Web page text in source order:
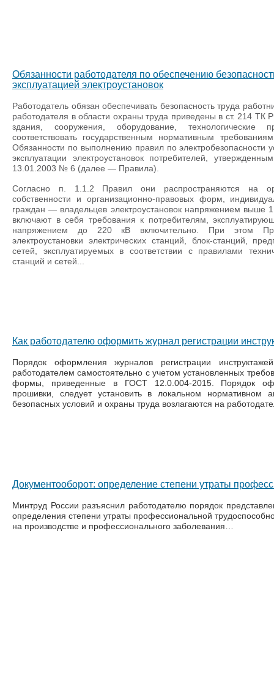
Обязанности работодателя по обеспечению
эксплуатацией электроустановок
Работодатель обязан обеспечивать безопасность труда
работодателя в области охраны труда приведены в ст. 214 ТК
здания, сооружения, оборудование,
соответствовать государственным нормативным
Обязанности по выполнению правил по электробезопасности
эксплуатации электроустановок потребителей,
13.01.2003 № 6 (далее — Правила).
Согласно п. 1.1.2 Правил они распространяются на
собственности и организационно-правовых форм,
граждан — владельцев электроустановок напряжением
включают в себя требования к потребителям,
напряжением до 220 кВ включительно. При этом
электроустановки электрических станций, блок-станций,
сетей, эксплуатируемых в соответствии с правилами
станций и сетей...
Как работодателю оформить журнал регистрации
Порядок оформления журналов регистрации
работодателем самостоятельно с учетом установленных
формы, приведенные в ГОСТ 12.0.004-2015. Порядок
прошивки, следует установить в локальном нормативном
безопасных условий и охраны труда возлагаются на
Документооборот: определение степени утраты
Минтруд России разъяснил работодателю порядок
определения степени утраты профессиональной
на производстве и профессионального заболевания…